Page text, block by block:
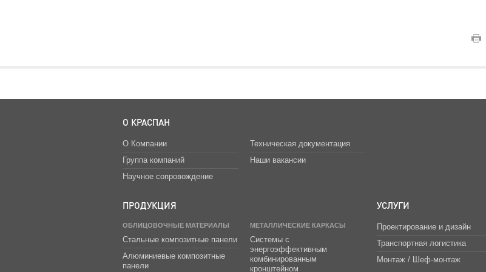
О КРАСПАН
О Компании
Группа компаний
Научное сопровождение
Техническая документация
Наши вакансии
ПРОДУКЦИЯ
ОБЛИЦОВОЧНЫЕ МАТЕРИАЛЫ
Стальные композитные панели
Алюминиевые композитные
панели
МЕТАЛЛИЧЕСКИЕ КАРКАСЫ
Системы с
энергоэффективным
комбинированным
кронштейном
УСЛУГИ
Проектирование и дизайн
Транспортная логистика
Монтаж / Шеф-монтаж